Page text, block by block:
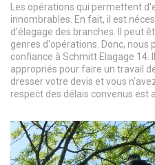
Les opérations qui permettent
innombrables. En fait, il est
d'élagage des branches. Il peut
genres d'opérations. Donc, nous
confiance à Schmitt Elagage 14.
appropriés pour faire un travail
dresser votre devis et vous
respect des délais convenus est